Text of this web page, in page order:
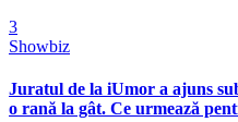
3
Showbiz
Juratul de la iUmor a ajuns
o rană la gât. Ce urmează